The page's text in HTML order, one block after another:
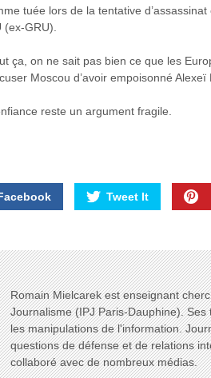
tuée lors de la tentative
GRU).
ça, on ne sait pas bien ce que les
Moscou d’avoir empoisonné Alexeï
reste un argument fragile.
Tweet It
Romain Mielcarek est enseignant
Journalisme (IPJ Paris-Dauphine).
les manipulations de l'information.
questions de défense et de relations
collaboré avec de nombreux médias.